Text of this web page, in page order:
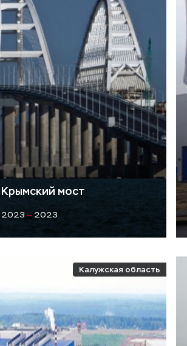
Крымский мост
2023 —2023
Калужская область